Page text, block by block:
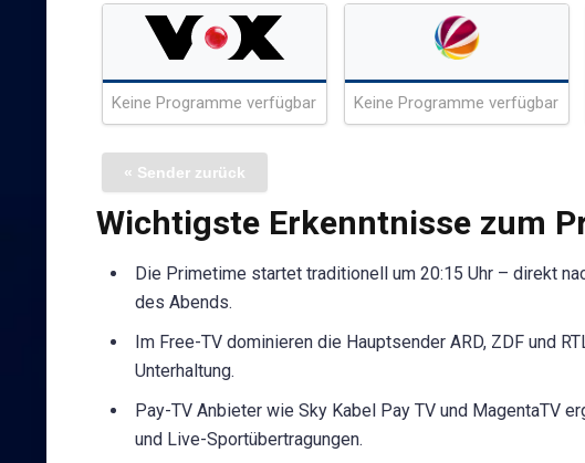
Keine Programme verfügbar Keine Programme verfügbar
« Sender zurück
Wichtigste Erkenntnisse zum
Die Primetime startet traditionell um 20:15 Uhr – direkt
des Abends.
Im Free-TV dominieren die Hauptsender ARD, ZDF und
Unterhaltung.
Pay-TV Anbieter wie Sky Kabel Pay TV und MagentaTV
und Live-Sportübertragungen.